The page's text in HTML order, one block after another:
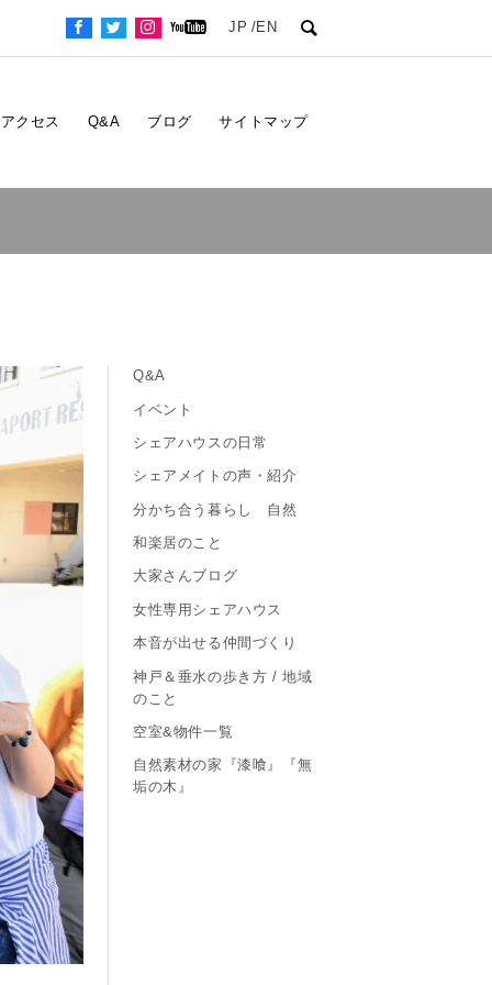
JP EN
アクセス Q&A ブログ サイトマップ
Q&A
イベント
シェアハウスの日常
シェアメイトの声・紹介
分かち合う暮らし 自然
和楽居のこと
大家さんブログ
女性専用シェアハウス
本音が出せる仲間づくり
神戸＆垂水の歩き方 / 地域
のこと
空室&物件一覧
自然素材の家『漆喰』『無
垢の木』